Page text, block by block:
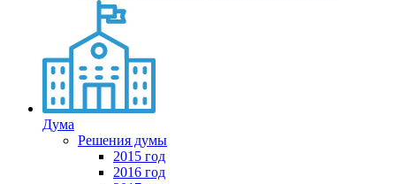
Дума
Решения думы
2015 год
2016 год